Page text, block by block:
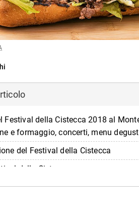
Festival della Cistecca 2018 al
e formaggio, concerti, menu
del Festival della Cistecca
della Cistecca
Festival della Cistecca